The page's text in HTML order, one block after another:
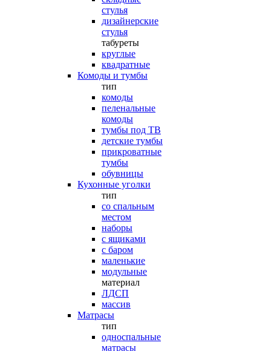
стулья
дизайнерские
стулья
табуреты
круглые
квадратные
Комоды и тумбы
тип
комоды
пеленальные
комоды
тумбы под ТВ
детские тумбы
прикроватные
тумбы
обувницы
Кухонные уголки
тип
со спальным
местом
наборы
с ящиками
с баром
маленькие
модульные
материал
ЛДСП
массив
Матрасы
тип
односпальные
матрасы